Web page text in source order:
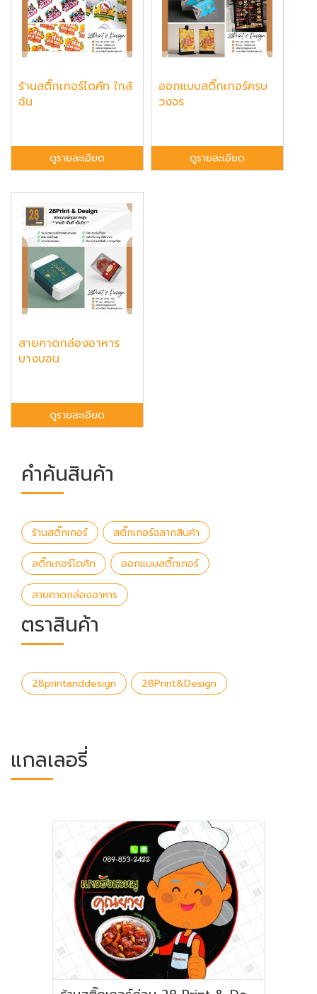
ร้านสติ๊กเกอร์ไดคัท ใกล้
ฉัน
ดูรายละเอียด
ออกแบบสติ๊กเกอร์ครบ
วงจร
ดูรายละเอียด
สายคาดกล่องอาหาร
บางบอน
ดูรายละเอียด
คำค้นสินค้า
ร้านสติ๊กเกอร์ สติ๊กเกอร์ฉลากสินค้า
สติ๊กเกอร์ไดคัท ออกแบบสติ๊กเกอร์
สายคาดกล่องอาหาร
ตราสินค้า
28printanddesign 28Print&Design
แกลเลอรี่